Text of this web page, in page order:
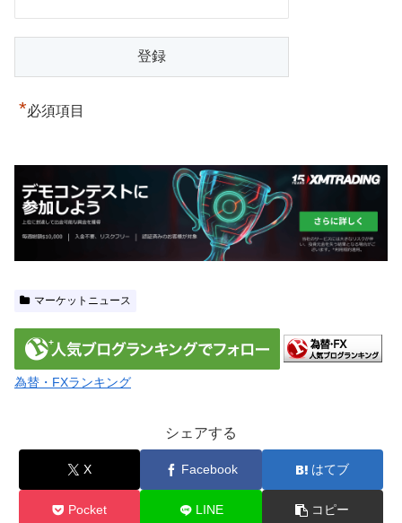
*必須項目
マーケットニュース
為替・FXランキング
シェアする
X Facebook はてブ
Pocket LINE コピー